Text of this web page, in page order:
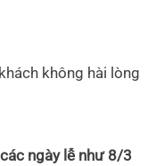
không hài lòng
ngày lễ như 8/3